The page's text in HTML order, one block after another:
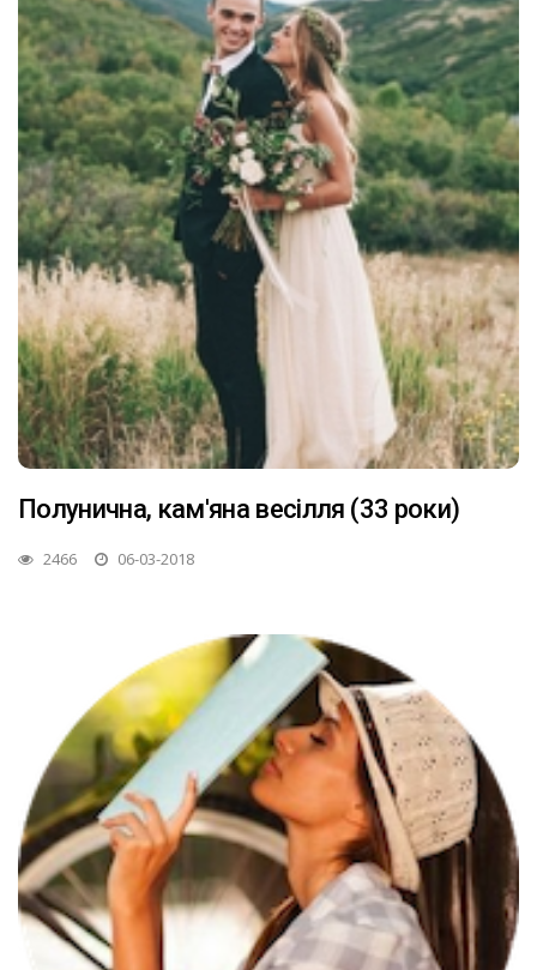
Полунична, кам'яна весілля (33 роки)
2466 06-03-2018